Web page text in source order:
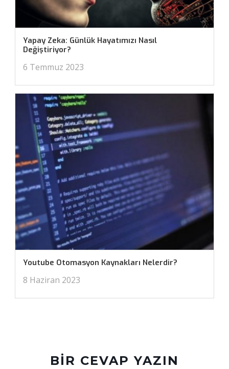
Yapay Zeka: Günlük Hayatımızı Nasıl
Değiştiriyor?
6 Temmuz 2023
Youtube Otomasyon Kaynakları Nelerdir?
8 Haziran 2023
BIR CEVAP YAZIN